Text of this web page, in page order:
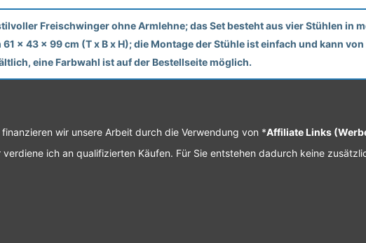
Freischwinger ohne Armlehne; das Set besteht aus vier Stühlen in
x 43 x 99 cm (T x B x H); die Montage der Stühle ist einfach und kann
eine Farbwahl ist auf der Bestellseite möglich.
wir unsere Arbeit durch die Verwendung von *Affiliate Links
ich an qualifizierten Käufen. Für Sie entstehen dadurch keine